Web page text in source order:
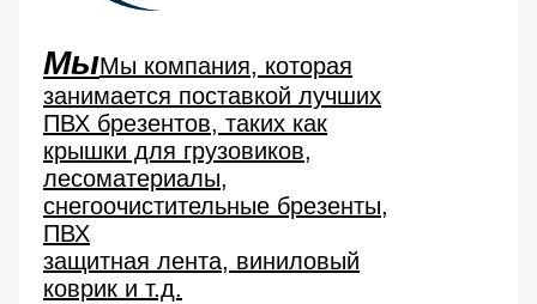
МыМы компания, которая
занимается поставкой лучших
ПВХ брезентов, таких как
крышки для грузовиков,
лесоматериалы,
снегоочистительные брезенты,
ПВХ
защитная лента, виниловый
коврик и т.д.